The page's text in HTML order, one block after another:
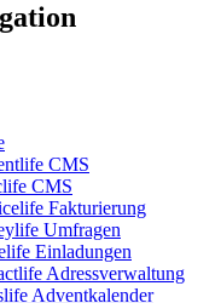
CMS
CMS
Fakturierung
Umfragen
Einladungen
Adressverwaltung
Adventkalender